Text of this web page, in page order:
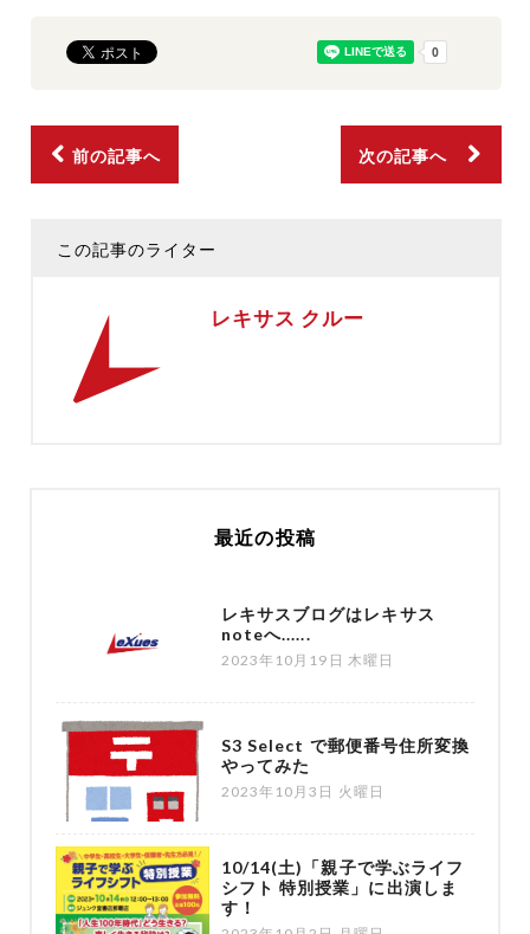
前の記事へ 次の記事へ
この記事のライター
レキサス クルー
最近の投稿
レキサスブログはレキサス
noteへ......
2023年10月19日 木曜日
S3 Select で郵便番号住所変換
やってみた
2023年10月3日 火曜日
10/14(土)「親子で学ぶライフ
シフト 特別授業」に出演しま
す！